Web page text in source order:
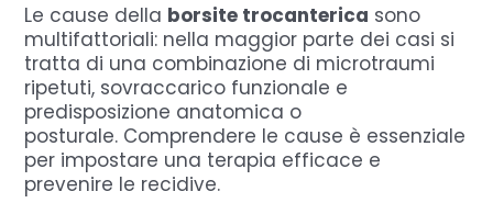
Le cause della borsite trocanterica sono
multifattoriali: nella maggior parte dei casi si
tratta di una combinazione di microtraumi
ripetuti, sovraccarico funzionale e
predisposizione anatomica o
posturale. Comprendere le cause è essenziale
per impostare una terapia efficace e
prevenire le recidive.